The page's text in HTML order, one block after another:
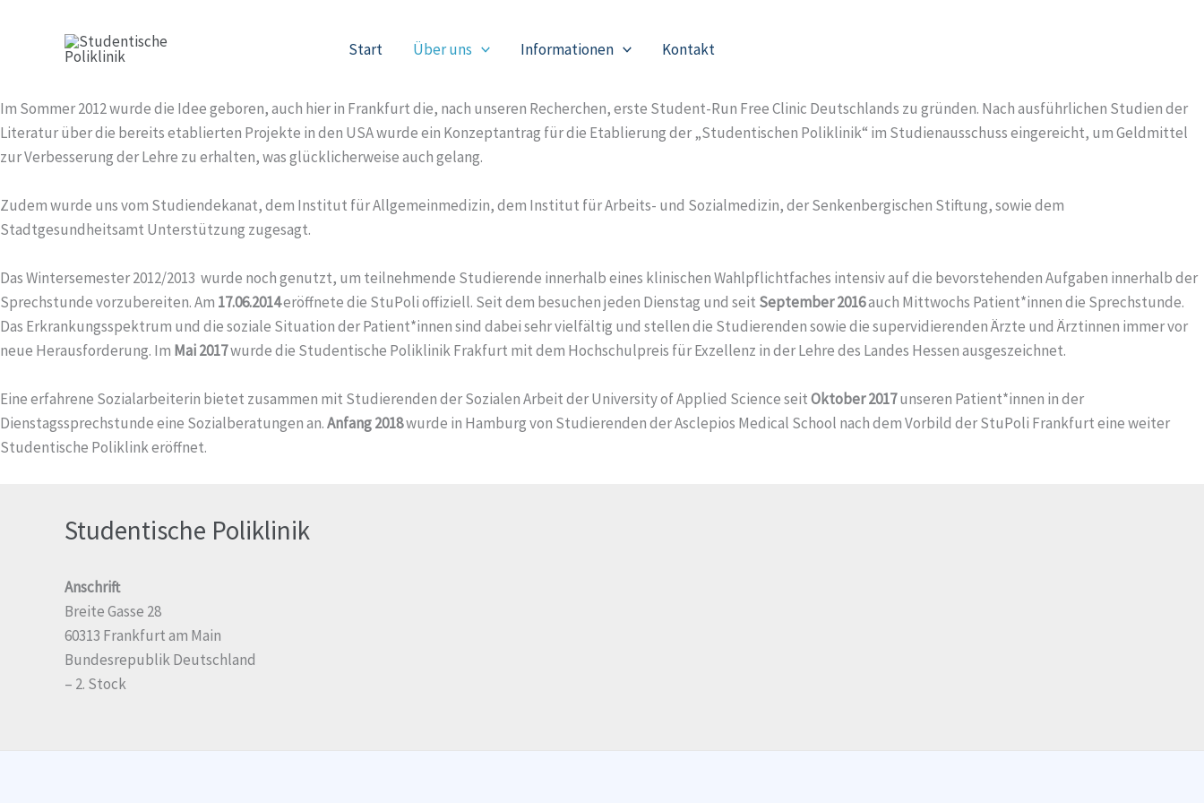
Start Über uns Informationen Kontakt
Wie alles begann
Im Sommer 2012 wurde die Idee geboren, auch hier in Frankfurt die, nach unseren Recherchen, erste Student-Run Free Clinic Deutschlands zu gründen. Nach ausführlichen Studien der
Literatur über die bereits etablierten Projekte in den USA wurde ein Konzeptantrag für die Etablierung der „Studentischen Poliklinik“ im Studienausschuss eingereicht, um Geldmittel
zur Verbesserung der Lehre zu erhalten, was glücklicherweise auch gelang.
Zudem wurde uns vom Studiendekanat, dem Institut für Allgemeinmedizin, dem Institut für Arbeits- und Sozialmedizin, der Senkenbergischen Stiftung, sowie dem
Stadtgesundheitsamt Unterstützung zugesagt.
Das Wintersemester 2012/2013 wurde noch genutzt, um teilnehmende Studierende innerhalb eines klinischen Wahlpflichtfaches intensiv auf die bevorstehenden Aufgaben innerhalb der
Sprechstunde vorzubereiten. Am 17.06.2014eröffnete die StuPoli offiziell. Seit dem besuchen jeden Dienstag und seit September 2016auch Mittwochs Patient*innen die Sprechstunde.
Das Erkrankungsspektrum und die soziale Situation der Patient*innen sind dabei sehr vielfältig und stellen die Studierenden sowie die supervidierenden Ärzte und Ärztinnen immer vor
neue Herausforderung. Im Mai 2017wurde die Studentische Poliklinik Frakfurt mit dem Hochschulpreis für Exzellenz in der Lehre des Landes Hessen ausgeszeichnet.
Eine erfahrene Sozialarbeiterin bietet zusammen mit Studierenden der Sozialen Arbeit der University of Applied Science seitOktober 2017unseren Patient*innen in der
Dienstagssprechstunde eine Sozialberatungen an.Anfang 2018wurde in Hamburg von Studierenden der Asclepios Medical School nach dem Vorbild der StuPoli Frankfurt eine weiter
Studentische Poliklink eröffnet.
Studentische Poliklinik
Anschrift
Breite Gasse 28
60313 Frankfurt am Main
Bundesrepublik Deutschland
– 2. Stock